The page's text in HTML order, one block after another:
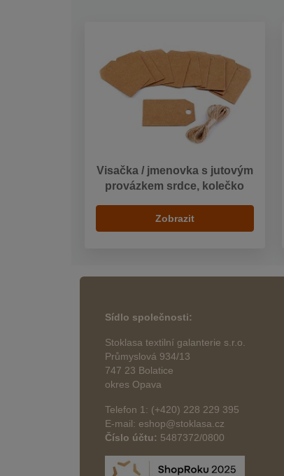
Visačka / jmenovka s jutovým
provázkem srdce, kolečko
Zobrazit
Sídlo společnosti:
Stoklasa textilní galanterie s.r.o.
Průmyslová 934/13
747 23 Bolatice
okres Opava
Telefon 1: (+420) 228 229 395
E-mail: eshop@stoklasa.cz
Číslo účtu: 5487372/0800